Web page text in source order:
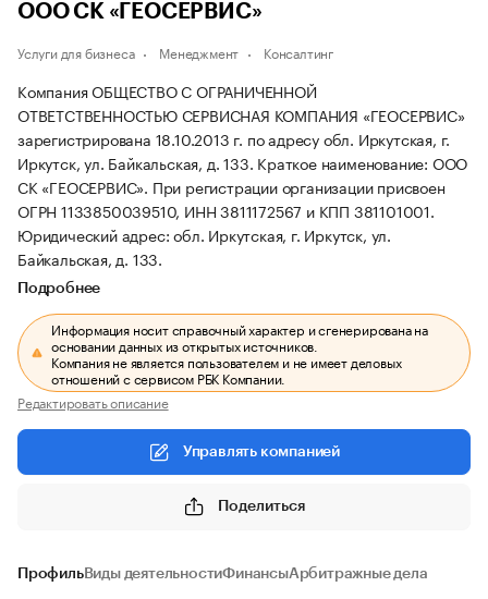
ООО СК «ГЕОСЕРВИС»
Услуги для бизнеса Менеджмент Консалтинг
Компания ОБЩЕСТВО С ОГРАНИЧЕННОЙ
ОТВЕТСТВЕННОСТЬЮ СЕРВИСНАЯ КОМПАНИЯ «ГЕОСЕРВИС»
зарегистрирована 18.10.2013 г. по адресу обл. Иркутская, г.
Иркутск, ул. Байкальская, д. 133. Краткое наименование: ООО
СК «ГЕОСЕРВИС». При регистрации организации присвоен
ОГРН 1133850039510, ИНН 3811172567 и КПП 381101001.
Юридический адрес: обл. Иркутская, г. Иркутск, ул.
Байкальская, д. 133.
Подробнее
Информация носит справочный характер и сгенерирована на
основании данных из открытых источников.
Компания не является пользователем и не имеет деловых
отношений с сервисом РБК Компании.
Редактировать описание
Управлять компанией
Поделиться
ПрофильВиды деятельностиФинансыАрбитражные дела